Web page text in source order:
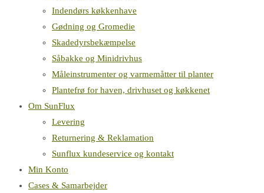
Indendørs køkkenhave
Gødning og Gromedie
Skadedyrsbekæmpelse
Såbakke og Minidrivhus
Måleinstrumenter og varmemåtter til planter
Plantefrø for haven, drivhuset og køkkenet
Om SunFlux
Levering
Returnering & Reklamation
Sunflux kundeservice og kontakt
Min Konto
Cases & Samarbejder